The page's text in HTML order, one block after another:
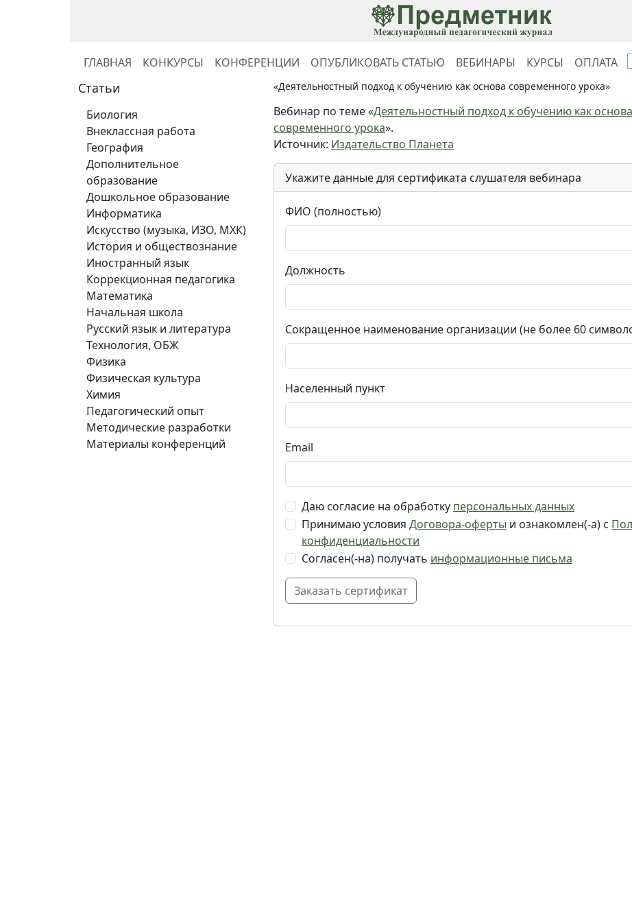
ГЛАВНАЯ КОНКУРСЫ КОНФЕРЕНЦИИ ОПУБЛИКОВАТЬ СТАТЬЮ ВЕБИНАРЫ КУРСЫ ОПЛАТА
Статьи
Биология
Внеклассная работа
География
Дополнительное
образование
Дошкольное образование
Информатика
Искусство (музыка, ИЗО, МХК)
История и обществознание
Иностранный язык
Коррекционная педагогика
Математика
Начальная школа
Русский язык и литература
Технология, ОБЖ
Физика
Физическая культура
Химия
Педагогический опыт
Методические разработки
Материалы конференций
«Деятельностный подход к обучению как основа современного урока»
Вебинар по теме «Деятельностный подход к обучению как основа
современного урока».
Источник: Издательство Планета
Укажите данные для сертификата слушателя вебинара
ФИО (полностью)
Должность
Сокращенное наименование организации (не более 60
Населенный пункт
Email
Даю согласие на обработку персональных данных
Принимаю условия Договора-оферты и ознакомлен(-а) с
конфиденциальности
Согласен(-на) получать информационные письма